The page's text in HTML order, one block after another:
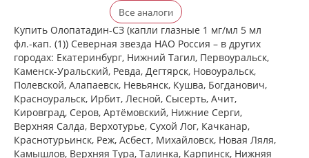
Визаллергол (капли глазные 0.2% 2,5
мл фл.) Сентисс Фарма Пвт.Лтд -
Индия
есть в 2 аптеках
от 725,00 до 725,00
Олопаталлерг (капли глазные 0,1% 5
мл флакон-капельница)
К.О.Ромфарм Компани С.Р.Л. -
Румыния
есть в 2 аптеках
от 631,00 до 631,00
Все аналоги
Купить Олопатадин-СЗ (капли глазные 1 мг/мл 5 мл
фл.-кап. (1)) Северная звезда НАО Россия – в других
городах: Екатеринбург, Нижний Тагил, Первоуральск,
Каменск-Уральский, Ревда, Дегтярск, Новоуральск,
Полевской, Алапаевск, Невьянск, Кушва, Богданович,
Красноуральск, Ирбит, Лесной, Сысерть, Ачит,
Кировград, Серов, Артёмовский, Нижние Cерги,
Верхняя Салда, Верхотурье, Сухой Лог, Качканар,
Краснотурьинск, Реж, Асбест, Михайловск, Новая Ляля,
Камышлов, Верхняя Тура, Талинка, Карпинск, Нижняя